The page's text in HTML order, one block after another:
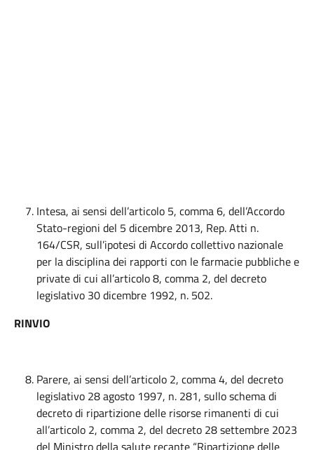
Intesa, ai sensi dell’articolo 5, comma 6, dell’Accordo
Stato-regioni del 5 dicembre 2013, Rep. Atti n.
164/CSR, sull’ipotesi di Accordo collettivo nazionale
per la disciplina dei rapporti con le farmacie pubbliche e
private di cui all’articolo 8, comma 2, del decreto
legislativo 30 dicembre 1992, n. 502.
RINVIO
Parere, ai sensi dell’articolo 2, comma 4, del decreto
legislativo 28 agosto 1997, n. 281, sullo schema di
decreto di ripartizione delle risorse rimanenti di cui
all’articolo 2, comma 2, del decreto 28 settembre 2023
del Ministro della salute recante “Ripartizione delle